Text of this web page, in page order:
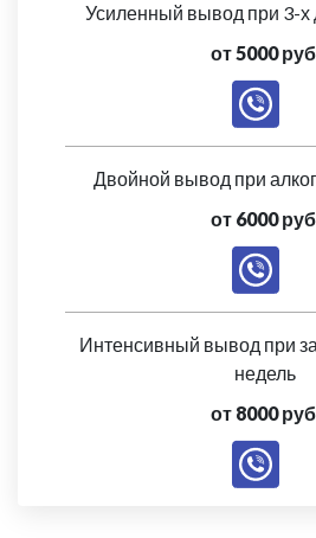
Усиленный вывод при 3-х
от 5000
Двойной вывод при
от 6000
Интенсивный вывод при
недель
от 8000